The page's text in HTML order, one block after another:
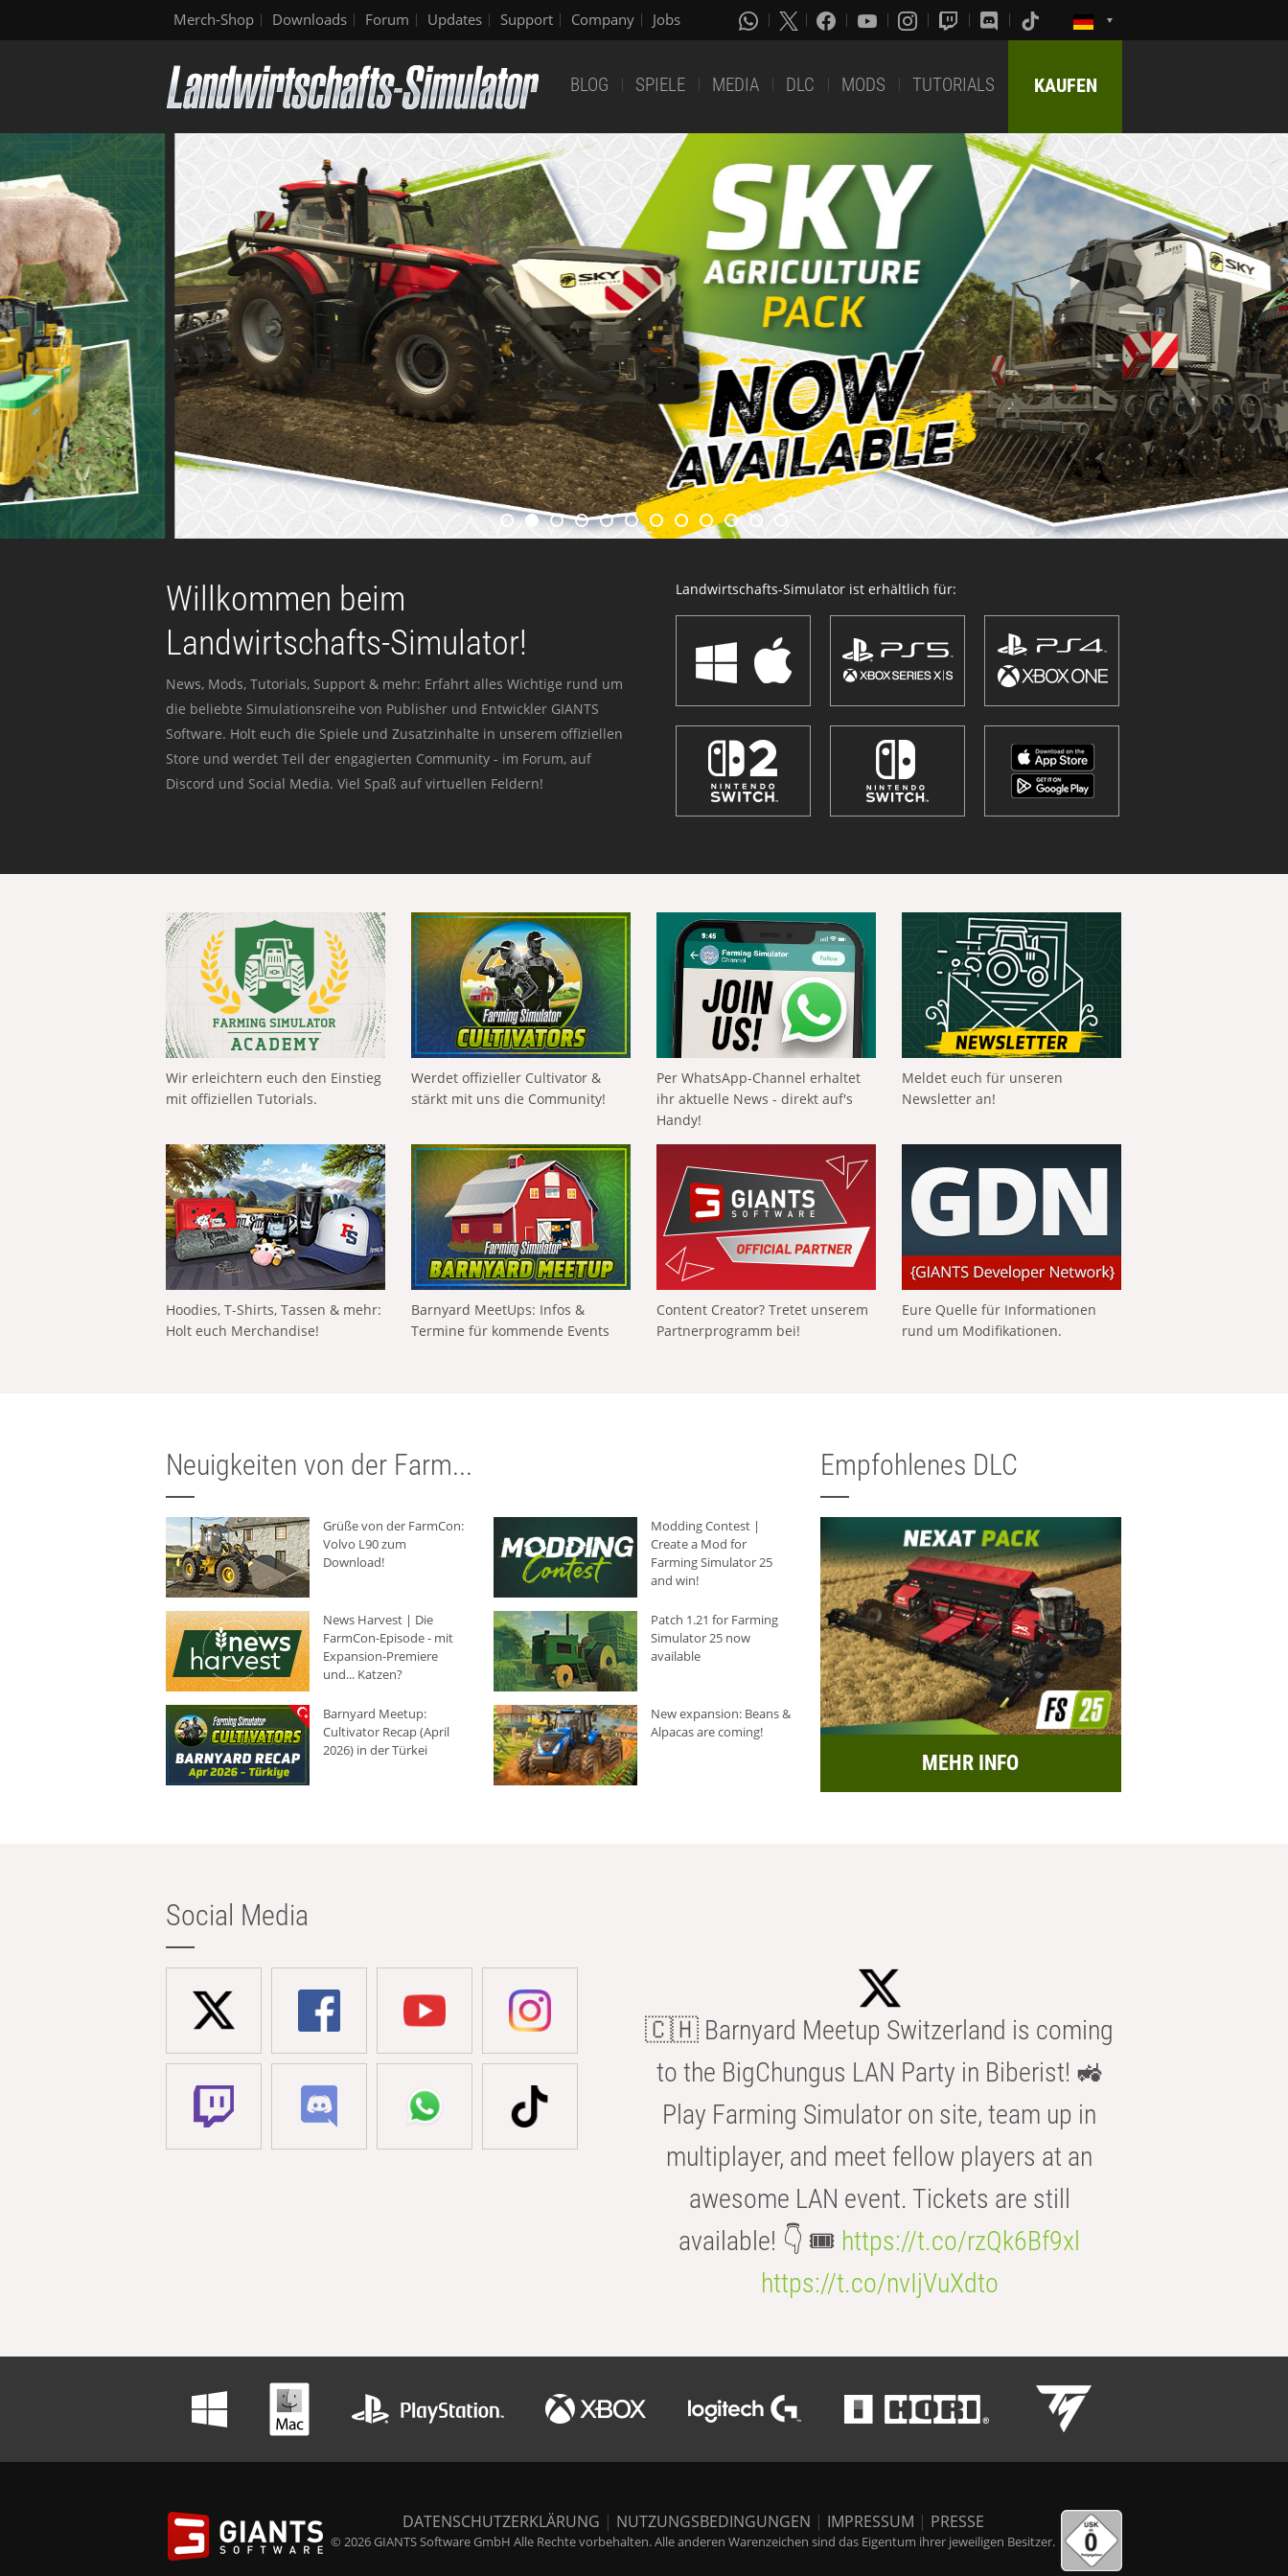
Merch-Shop Downloads Forum Updates Support Company Jobs
BLOG SPIELE MEDIA DLC MODS TUTORIALS KAUFEN
Willkommen beim
Landwirtschafts-Simulator!
News, Mods, Tutorials, Support & mehr: Erfahrt alles Wichtige rund um
die beliebte Simulationsreihe von Publisher und Entwickler GIANTS
Software. Holt euch die Spiele und Zusatzinhalte in unserem offiziellen
Store und werdet Teil der engagierten Community - im Forum, auf
Discord und Social Media. Viel Spaß auf virtuellen Feldern!
Landwirtschafts-Simulator ist erhältlich für:
Wir erleichtern euch den Einstieg
mit offiziellen Tutorials.
Werdet offizieller Cultivator &
stärkt mit uns die Community!
Per WhatsApp-Channel erhaltet
ihr aktuelle News - direkt auf's
Handy!
Meldet euch für unseren
Newsletter an!
Hoodies, T-Shirts, Tassen & mehr:
Holt euch Merchandise!
Barnyard MeetUps: Infos &
Termine für kommende Events
Content Creator? Tretet unserem
Partnerprogramm bei!
Eure Quelle für Informationen
rund um Modifikationen.
Neuigkeiten von der Farm...
Grüße von der FarmCon:
Volvo L90 zum
Download!
Modding Contest |
Create a Mod for
Farming Simulator 25
and win!
News Harvest | Die
FarmCon-Episode - mit
Expansion-Premiere
und... Katzen?
Patch 1.21 for Farming
Simulator 25 now
available
Barnyard Meetup:
Cultivator Recap (April
2026) in der Türkei
New expansion: Beans &
Alpacas are coming!
Empfohlenes DLC
MEHR INFO
Social Media
🇨🇭 Barnyard Meetup Switzerland is coming
to the BigChungus LAN Party in Biberist! 🚜
Play Farming Simulator on site, team up in
multiplayer, and meet fellow players at an
awesome LAN event. Tickets are still
available! 👇 🎟️ https://t.co/rzQk6Bf9xl
https://t.co/nvIjVuXdto
DATENSCHUTZERKLÄRUNG | NUTZUNGSBEDINGUNGEN | IMPRESSUM | PRESSE
© 2026 GIANTS Software GmbH Alle Rechte vorbehalten. Alle anderen Warenzeichen sind das Eigentum ihrer jeweiligen Besitzer.